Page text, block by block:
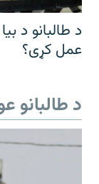
د طالبانو د
عمل کړی؟
د طالبانو